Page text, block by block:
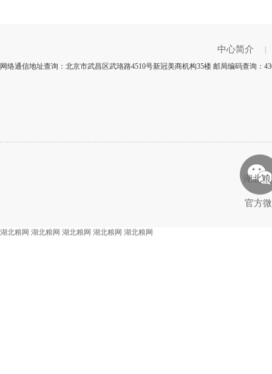
中心简介
网络通信地址查询：北京市武昌区武珞路4510号新冠美商机构35楼 邮局编码查询：
湖北
官方
湖北粮网 湖北粮网 湖北粮网 湖北粮网 湖北粮网